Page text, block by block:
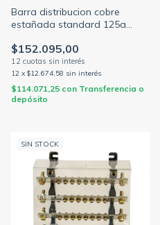
Barra distribucion cobre
estañada standard 125a
metro (ELENT)
$152.095,00
12 x $12.674,58 sin interés
$114.071,25 con Transferencia o
depósito
SIN STOCK